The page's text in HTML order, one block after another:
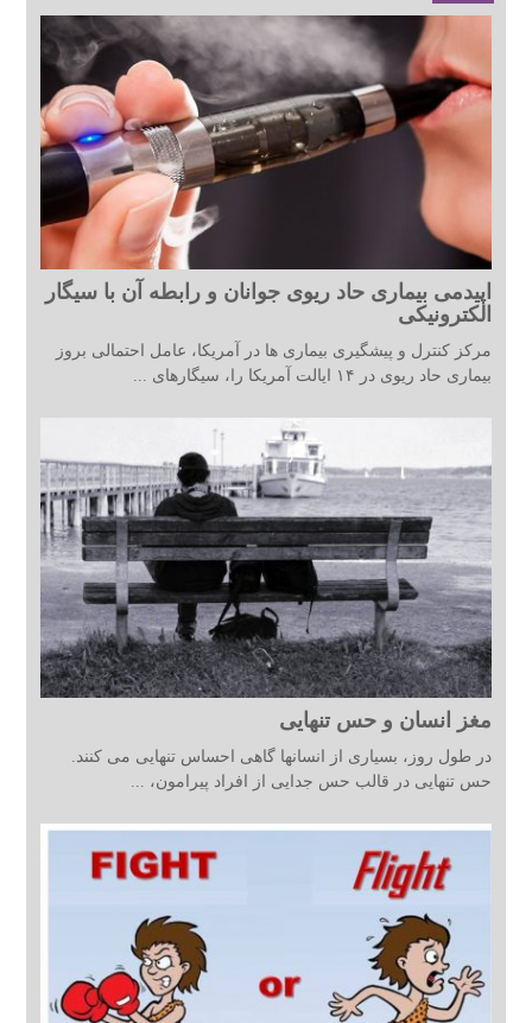
اپیدمی بیماری حاد ریوی جوانان و رابطه آن با سیگار
الکترونیکی
مرکز کنترل و پیشگیری بیماری ها در آمریکا، عامل احتمالی بروز
بیماری حاد ریوی در ۱۴ ایالت آمریکا را، سیگارهای ...
مغز انسان و حس تنهایی
در طول روز، بسیاری از انسانها گاهی احساس تنهایی می کنند.
حس تنهایی در قالب حس جدایی از افراد پیرامون، ...